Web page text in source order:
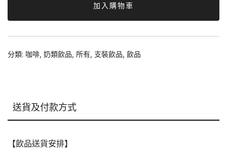
奶
茶
24
加入購物車
分類: 咖啡 奶類飲品 所有 支裝飲品 飲品
送貨及付款方式
【飲品送貨安排】